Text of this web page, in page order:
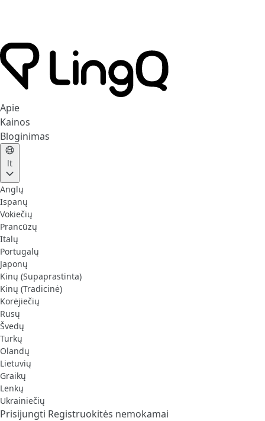
Apie
Kainos
Bloginimas
lt
Anglų
Ispanų
Vokiečių
Prancūzų
Italų
Portugalų
Japonų
Kinų (Supaprastinta)
Kinų (Tradicinė)
Korėjiečių
Rusų
Švedų
Turkų
Olandų
Lietuvių
Graikų
Lenkų
Ukrainiečių
Prisijungti Registruokitės nemokamai